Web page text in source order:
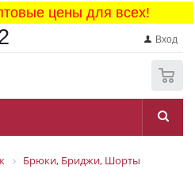
цены для всех!
Вход
Брюки, Бриджи, Шорты